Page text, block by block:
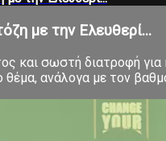
με την Ελευθερί...
και σωστή διατροφή
θέμα, ανάλογα με τον